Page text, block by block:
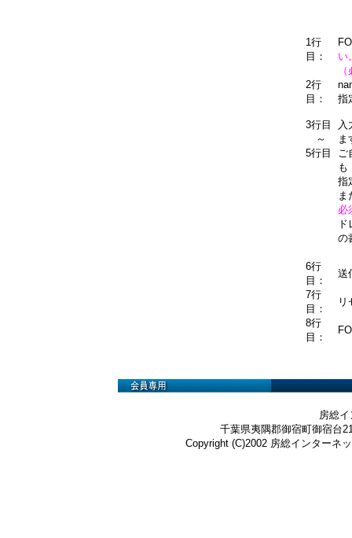
1行
目：
い
2行
目：
指
3行目
～
5行目
入
ま
ご
も
指
ま
必
ド
の
6行
目：
送
7行
目：
リ
8行
目：
房総
千葉県夷隅郡御宿町御宿台
Copyright (C)2002 房総インターネ